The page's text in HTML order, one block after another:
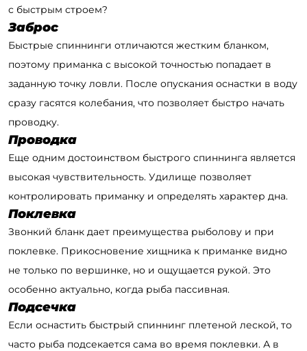
с быстрым строем?
Заброс
Быстрые спиннинги отличаются жестким бланком,
поэтому приманка с высокой точностью попадает в
заданную точку ловли. После опускания оснастки в воду
сразу гасятся колебания, что позволяет быстро начать
проводку.
Проводка
Еще одним достоинством быстрого спиннинга является
высокая чувствительность. Удилище позволяет
контролировать приманку и определять характер дна.
Поклевка
Звонкий бланк дает преимущества рыболову и при
поклевке. Прикосновение хищника к приманке видно
не только по вершинке, но и ощущается рукой. Это
особенно актуально, когда рыба пассивная.
Подсечка
Если оснастить быстрый спиннинг плетеной леской, то
часто рыба подсекается сама во время поклевки. А в